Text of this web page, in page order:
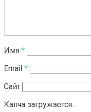
Имя *
Email *
Сайт
Капча загружается...